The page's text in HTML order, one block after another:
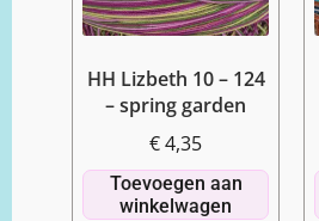
HH Lizbeth 10 – 124
– spring garden
€4,35
Toevoegen aan
winkelwagen